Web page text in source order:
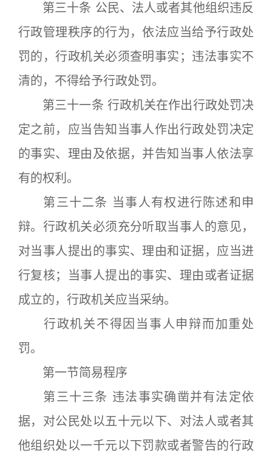
第三十条 公民、法人或者其他组织违反
行政管理秩序的行为，依法应当给予行政处
罚的，行政机关必须查明事实；违法事实不
清的，不得给予行政处罚。
第三十一条 行政机关在作出行政处罚决
定之前，应当告知当事人作出行政处罚决定
的事实、理由及依据，并告知当事人依法享
有的权利。
第三十二条 当事人有权进行陈述和申
辩。行政机关必须充分听取当事人的意见，
对当事人提出的事实、理由和证据，应当进
行复核；当事人提出的事实、理由或者证据
成立的，行政机关应当采纳。
行政机关不得因当事人申辩而加重处
罚。
第一节简易程序
第三十三条 违法事实确凿并有法定依
据，对公民处以五十元以下、对法人或者其
他组织处以一千元以下罚款或者警告的行政